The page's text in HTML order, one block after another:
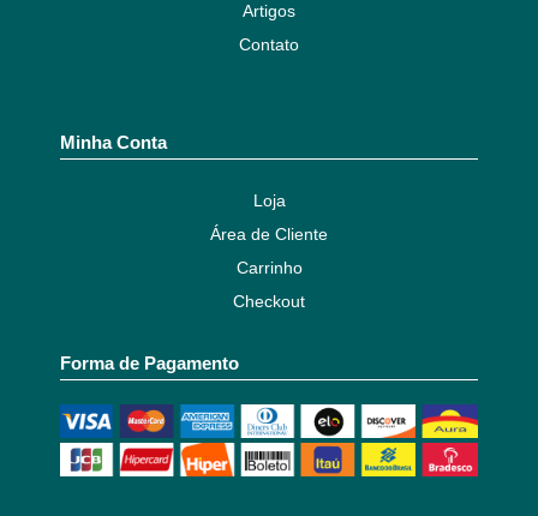
Artigos
Contato
Minha Conta
Loja
Área de Cliente
Carrinho
Checkout
Forma de Pagamento